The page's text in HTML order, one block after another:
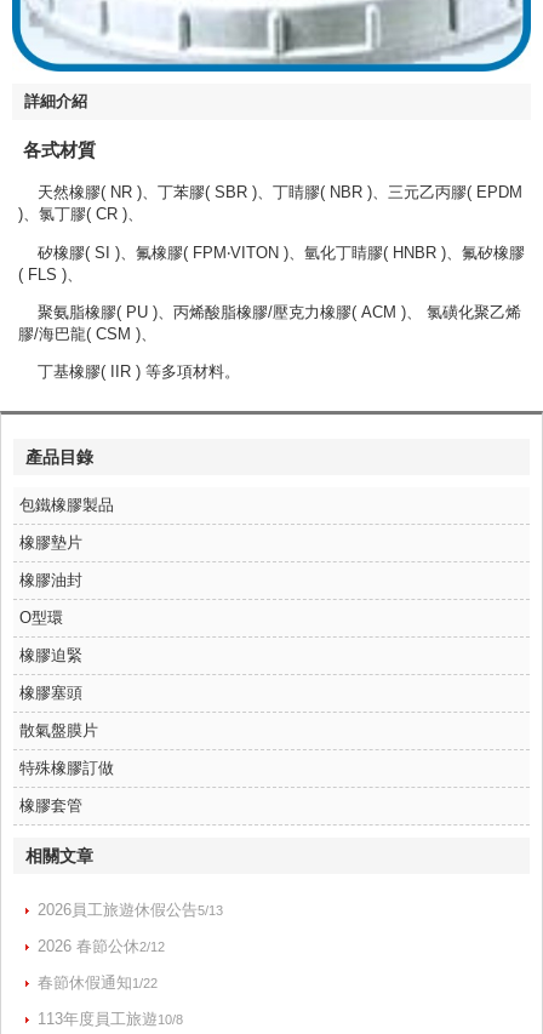
詳細介紹
各式材質
天然橡膠( NR )、丁苯膠( SBR )、丁睛膠( NBR )、三元乙丙膠( EPDM
)、氯丁膠( CR )、
矽橡膠( SI )、氟橡膠( FPM‧VITON )、氫化丁睛膠( HNBR )、氟矽橡膠
( FLS )、
聚氨脂橡膠( PU )、丙烯酸脂橡膠/壓克力橡膠( ACM )、 氯磺化聚乙烯
膠/海巴龍( CSM )、
丁基橡膠( IIR ) 等多項材料。
產品目錄
包鐵橡膠製品
橡膠墊片
橡膠油封
O型環
橡膠迫緊
橡膠塞頭
散氣盤膜片
特殊橡膠訂做
橡膠套管
相關文章
2026員工旅遊休假公告5/13
2026 春節公休2/12
春節休假通知1/22
113年度員工旅遊10/8